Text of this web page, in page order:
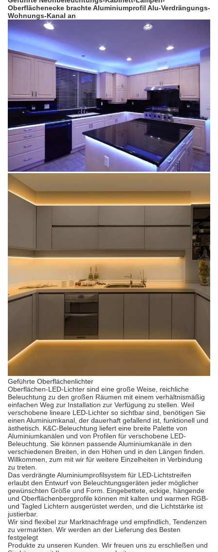
Oberflächenecke brachte Aluminiumprofil Alu-Verdrängungs-
Wohnungs-Kanal an
Geführte Oberflächenlichter
Oberflächen-LED-Lichter sind eine große Weise, reichliche
Beleuchtung zu den großen Räumen mit einem verhältnismäßig
einfachen Weg zur Installation zur Verfügung zu stellen. Weil
verschobene lineare LED-Lichter so sichtbar sind, benötigen Sie
einen Aluminiumkanal, der dauerhaft gefallend ist, funktionell und
ästhetisch. K&C-Beleuchtung liefert eine breite Palette von
Aluminiumkanälen und von Profilen für verschobene LED-
Beleuchtung. Sie können passende Aluminiumkanäle in den
verschiedenen Breiten, in den Höhen und in den Längen finden.
Willkommen, zum mit wir für weitere Einzelheiten in Verbindung
zu treten.
Das verdrängte Aluminiumprofilsystem für LED-Lichtstreifen
erlaubt den Entwurf von Beleuchtungsgeräten jeder möglicher
gewünschten Größe und Form. Eingebettete, eckige, hängende
und Oberflächenbergprofile können mit kalten und warmen RGB-
und Tagled Lichtern ausgerüstet werden, und die Lichtstärke ist
justierbar.
Wir sind flexibel zur Marktnachfrage und empfindlich, Tendenzen
zu vermarkten. Wir werden an der Lieferung des Besten
festgelegt
Produkte zu unseren Kunden. Wir freuen uns zu erschließen und